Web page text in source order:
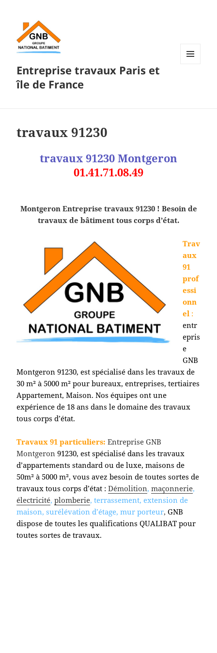
Entreprise travaux Paris et
île de France
travaux 91230
travaux 91230 Montgeron
01.41.71.08.49
Montgeron Entreprise travaux 91230 ! Besoin de
travaux de bâtiment tous corps d’état.
Trav
aux
91
prof
essi
onn
el :
entr
epris
e
GNB
Montgeron 91230, est spécialisé dans les travaux de
30 m² à 5000 m² pour bureaux, entreprises, tertiaires
Appartement, Maison. Nos équipes ont une
expérience de 18 ans dans le domaine des travaux
tous corps d’état.
Travaux 91 particuliers: Entreprise GNB
Montgeron 91230, est spécialisé dans les travaux
d’appartements standard ou de luxe, maisons de
50m² à 5000 m², vous avez besoin de toutes sortes de
travaux tous corps d’état : Démolition,maçonnerie,
électricité,plomberie, terrassement, extension de
maison, surélévation d’étage, mur porteur,GNB
dispose de toutes les qualifications QUALIBAT pour
toutes sortes de travaux.